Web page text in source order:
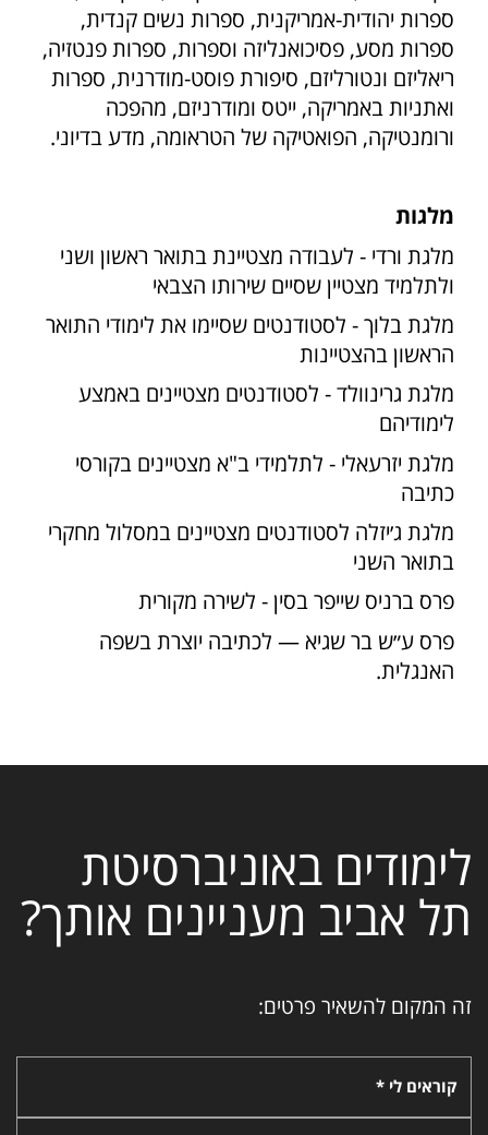
ספרות יהודית-אמריקנית, ספרות נשים קנדית,
ספרות מסע, פסיכואנליזה וספרות, ספרות פנטזיה,
ריאליזם ונטורליזם, סיפורת פוסט-מודרנית, ספרות
ואתניות באמריקה, ייטס ומודרניזם, מהפכה
ורומנטיקה, הפואטיקה של הטראומה, מדע בדיוני.
מלגות
מלגת ורדי - לעבודה מצטיינת בתואר ראשון ושני
ולתלמיד מצטיין שסיים שירותו הצבאי
מלגת בלוך - לסטודנטים שסיימו את לימודי התואר
הראשון בהצטיינות
מלגת גרינוולד - לסטודנטים מצטיינים באמצע
לימודיהם
מלגת יזרעאלי - לתלמידי ב"א מצטיינים בקורסי
כתיבה
מלגת ג׳יזלה לסטודנטים מצטיינים במסלול מחקרי
בתואר השני
פרס ברניס שייפר בסין - לשירה מקורית
פרס ע״ש בר שגיא — לכתיבה יוצרת בשפה
האנגלית.
לימודים באוניברסיטת
תל אביב מעניינים אותך?
זה המקום להשאיר פרטים:
קוראים לי *